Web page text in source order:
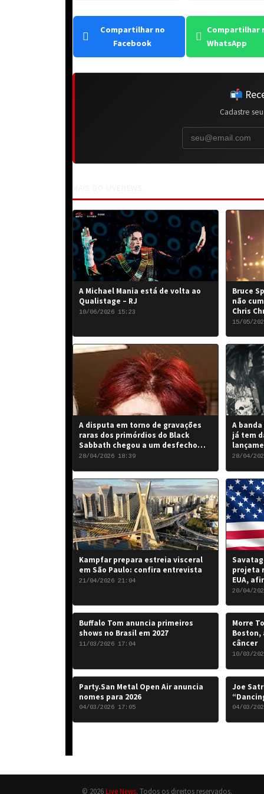
Compartilhar no
Facebook
Compartilhar
WhatsApp
📬
Cadastre
A Michael Mania está de volta ao
Qualistage – RJ
10/06/2026 15:23
Bruce
não
Chris
15/05/
A disputa em torno de gravações
raras dos primórdios do Black
Sabbath chegou a um desfecho
favorável para a banda.
28/04/2026 18:39
A
já tem
“Rise of
28/04/
Kampfar prepara estreia visceral
em São Paulo: confira entrevista
21/04/2026 21:04
projeta
EUA,
20/04/
Buffalo Tom anuncia primeiros
shows no Brasil em 2027
11/03/2026 17:04
Morre
Boston,
câncer
10/03/
Party.San Metal Open Air anuncia
nomes para 2026
04/03/2026 17:05
Joe
04/03/
© 2026Live News. Todos os direitos reservados.